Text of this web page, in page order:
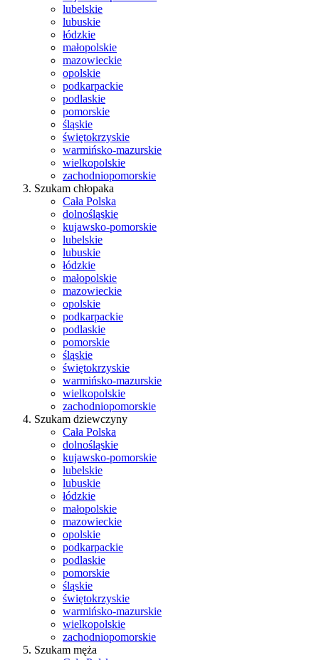
lubelskie
lubuskie
łódzkie
małopolskie
mazowieckie
opolskie
podkarpackie
podlaskie
pomorskie
śląskie
świętokrzyskie
warmińsko-mazurskie
wielkopolskie
zachodniopomorskie
Szukam chłopaka
Cała Polska
dolnośląskie
kujawsko-pomorskie
lubelskie
lubuskie
łódzkie
małopolskie
mazowieckie
opolskie
podkarpackie
podlaskie
pomorskie
śląskie
świętokrzyskie
warmińsko-mazurskie
wielkopolskie
zachodniopomorskie
Szukam dziewczyny
Cała Polska
dolnośląskie
kujawsko-pomorskie
lubelskie
lubuskie
łódzkie
małopolskie
mazowieckie
opolskie
podkarpackie
podlaskie
pomorskie
śląskie
świętokrzyskie
warmińsko-mazurskie
wielkopolskie
zachodniopomorskie
Szukam męża